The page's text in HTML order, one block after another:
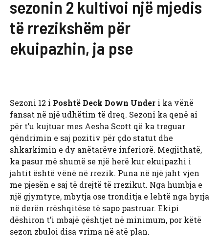
sezonin 2 kultivoi një mjedis
të rrezikshëm për
ekuipazhin, ja pse
Sezoni 12 i Poshtë Deck Down Under i ka vënë
fansat në një udhëtim të dreq. Sezoni ka qenë ai
për t’u kujtuar mes Aesha Scott që ka treguar
qëndrimin e saj pozitiv për çdo statut dhe
shkarkimin e dy anëtarëve inferiorë. Megjithatë,
ka pasur më shumë se një herë kur ekuipazhi i
jahtit është vënë në rrezik. Puna në një jaht vjen
me pjesën e saj të drejtë të rrezikut. Nga humbja e
një gjymtyre, mbytja ose tronditja e lehtë nga hyrja
në derën rrëshqitëse të sapo pastruar. Ekipi
dëshiron t’i mbajë çështjet në minimum, por këtë
sezon zbuloi disa vrima në atë plan.